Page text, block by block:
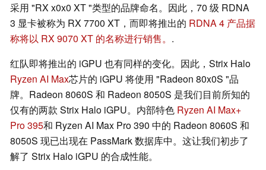
采用 "RX x0x0 XT "类型的品牌命名。因此，70 级 RDNA
3 显卡被称为 RX 7700 XT，而即将推出的 RDNA 4 产品据
称将以 RX 9070 XT 的名称进行销售。 .
红队即将推出的 iGPU 也有同样的变化。因此，Strix Halo
Ryzen AI Max芯片的 iGPU 将使用 "Radeon 80x0S "品
牌。Radeon 8060S 和 Radeon 8050S 是我们目前所知的
仅有的两款 Strix Halo iGPU。内部特色 Ryzen AI Max+
Pro 395和 Ryzen AI Max Pro 390 中的 Radeon 8060S 和
8050S 现已出现在 PassMark 数据库中。这让我们初步了
解了 Strix Halo iGPU 的合成性能。